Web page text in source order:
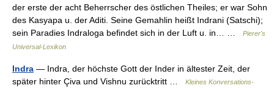
der erste der acht Beherrscher des östlichen Theiles; er war Sohn
des Kasyapa u. der Aditi. Seine Gemahlin heißt Indrani (Satschi);
sein Paradies Indraloga befindet sich in der Luft u. in… …
Pierer's
Universal-Lexikon
Indra — Indra, der höchste Gott der Inder in ältester Zeit, der
später hinter Çiva und Vishnu zurücktritt …
Kleines Konversations-